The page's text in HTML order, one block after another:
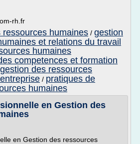
rh.fr
ressources humaines / gestion
et relations du travail
humaines
competences et formation
gestion des ressources
/ pratiques de
humaines
en Gestion des
en Gestion des ressources